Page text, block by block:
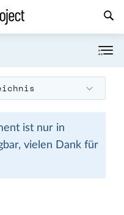
ist nur in
vielen Dank für